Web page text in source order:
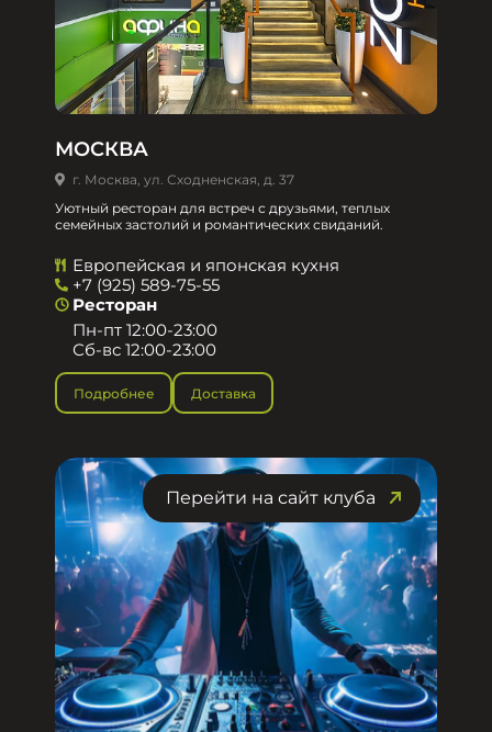
МОСКВА
г. Москва, ул. Сходненская, д. 37
Уютный ресторан для встреч с друзьями, теплых
семейных застолий и романтических свиданий.
Европейская и японская кухня
+7 (925) 589-75-55
Ресторан
Пн-пт 12:00-23:00
Сб-вс 12:00-23:00
Подробнее Доставка
Перейти на сайт клуба